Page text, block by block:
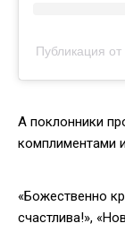
Публикация
А поклонники
комплиментами
«Божественно
счастлива!»,